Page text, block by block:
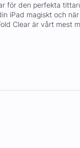
för den perfekta
iPad magiskt och
Clear är vårt mest